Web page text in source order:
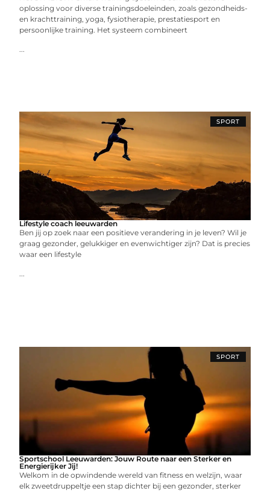
oplossing voor diverse trainingsdoeleinden, zoals gezondheids-
en krachttraining, yoga, fysiotherapie, prestatiesport en
persoonlijke training. Het systeem combineert
...
SPORT
Lifestyle coach leeuwarden
Ben jij op zoek naar een positieve verandering in je leven? Wil je
graag gezonder, gelukkiger en evenwichtiger zijn? Dat is precies
waar een lifestyle
...
SPORT
Sportschool Leeuwarden: Jouw Route naar een Sterker en
Energierijker Jij!
Welkom in de opwindende wereld van fitness en welzijn, waar
elk zweetdruppeltje een stap dichter bij een gezonder, sterker